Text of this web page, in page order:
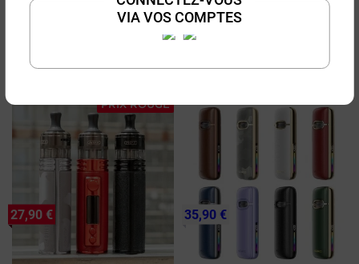
VIA VOS COMPTES
Pack Découverte Drag 6
Pour UForce X II, Drag H40 Pro,
60 Pro, UForce X, Argus E40,
Argus Pro 2, Drag S2, Drag X2,
PNP X Tank MTL et PNP X Tank
DTL
PRIX ROUGE
27,90 € 35,90 €